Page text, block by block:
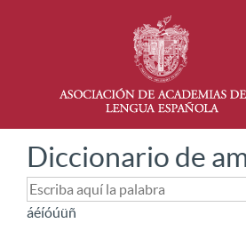
Diccionario de
áéíóúüñ